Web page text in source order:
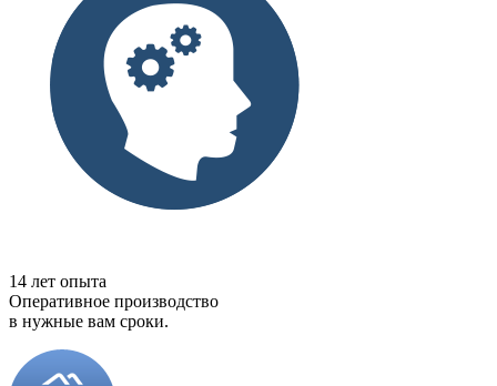
14 лет опыта
Оперативное производство
в нужные вам сроки.